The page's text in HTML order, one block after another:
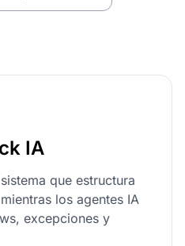
IA
que estructura
los agentes IA
excepciones y